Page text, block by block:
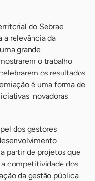
do Sebrae
a relevância da
grande
o trabalho
os resultados
é uma forma de
inovadoras
dos gestores
partir de projetos que
competitividade dos
da gestão pública